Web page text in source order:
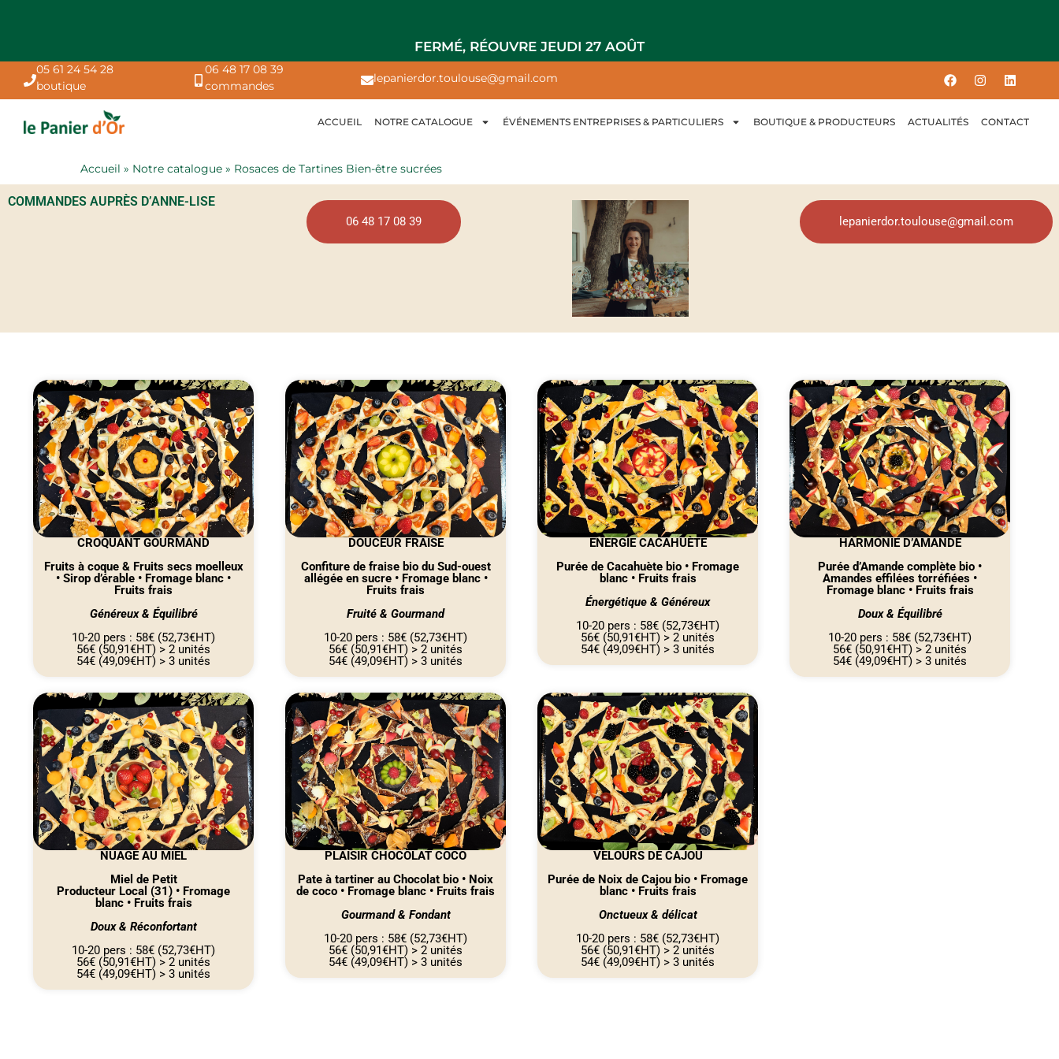
FERMÉ, RÉOUVRE JEUDI 27 AOÛT
05 61 24 54 28
boutique
06 48 17 08 39
commandes
lepanierdor.toulouse@gmail.com
ACCUEIL NOTRE CATALOGUE ÉVÉNEMENTS ENTREPRISES & PARTICULIERS BOUTIQUE & PRODUCTEURS ACTUALITÉS CONTACT
Accueil » Notre catalogue » Rosaces de Tartines Bien-être sucrées
COMMANDES AUPRÈS D’ANNE-LISE
06 48 17 08 39 lepanierdor.toulouse@gmail.com
CROQUANT GOURMAND
Fruits à coque & Fruits secs moelleux
• Sirop d’érable • Fromage blanc •
Fruits frais
Généreux & Équilibré
10-20 pers : 58€ (52,73€HT)
56€ (50,91€HT) > 2 unités
54€ (49,09€HT) > 3 unités
DOUCEUR FRAISE
Confiture de fraise bio du Sud-ouest
allégée en sucre • Fromage blanc •
Fruits frais
Fruité & Gourmand
10-20 pers : 58€ (52,73€HT)
56€ (50,91€HT) > 2 unités
54€ (49,09€HT) > 3 unités
ÉNERGIE CACAHUÈTE
Purée de Cacahuète bio • Fromage
blanc • Fruits frais
Énergétique & Généreux
10-20 pers : 58€ (52,73€HT)
56€ (50,91€HT) > 2 unités
54€ (49,09€HT) > 3 unités
HARMONIE D’AMANDE
Purée d’Amande complète bio •
Amandes effilées torréfiées •
Fromage blanc • Fruits frais
Doux & Équilibré
10-20 pers : 58€ (52,73€HT)
56€ (50,91€HT) > 2 unités
54€ (49,09€HT) > 3 unités
NUAGE AU MIEL
Miel de Petit
Producteur Local (31) • Fromage
blanc • Fruits frais
Doux & Réconfortant
10-20 pers : 58€ (52,73€HT)
56€ (50,91€HT) > 2 unités
54€ (49,09€HT) > 3 unités
PLAISIR CHOCOLAT COCO
Pate à tartiner au Chocolat bio • Noix
de coco • Fromage blanc • Fruits frais
Gourmand & Fondant
10-20 pers : 58€ (52,73€HT)
56€ (50,91€HT) > 2 unités
54€ (49,09€HT) > 3 unités
VELOURS DE CAJOU
Purée de Noix de Cajou bio • Fromage
blanc • Fruits frais
Onctueux & délicat
10-20 pers : 58€ (52,73€HT)
56€ (50,91€HT) > 2 unités
54€ (49,09€HT) > 3 unités